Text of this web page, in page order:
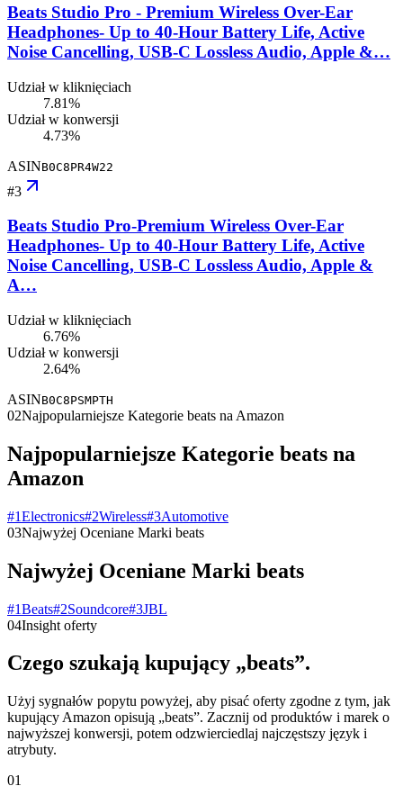
Beats Studio Pro - Premium Wireless Over-Ear
Headphones- Up to 40-Hour Battery Life, Active
Noise Cancelling, USB-C Lossless Audio, Apple &…
Udział w kliknięciach
7.81%
Udział w konwersji
4.73%
ASINB0C8PR4W22
#3
Beats Studio Pro-Premium Wireless Over-Ear
Headphones- Up to 40-Hour Battery Life, Active
Noise Cancelling, USB-C Lossless Audio, Apple &
A…
Udział w kliknięciach
6.76%
Udział w konwersji
2.64%
ASINB0C8PSMPTH
02Najpopularniejsze Kategorie beats na Amazon
Najpopularniejsze Kategorie beats na
Amazon
#1Electronics#2Wireless#3Automotive
03Najwyżej Oceniane Marki beats
Najwyżej Oceniane Marki beats
#1Beats#2Soundcore#3JBL
04Insight oferty
Czego szukają kupujący „beats”.
Użyj sygnałów popytu powyżej, aby pisać oferty zgodne z tym, jak
kupujący Amazon opisują „beats”. Zacznij od produktów i marek o
najwyższej konwersji, potem odzwierciedlaj najczęstszy język i
atrybuty.
01